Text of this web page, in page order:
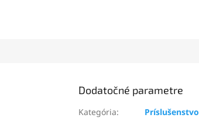
Dodatočné parametre
Kategória:
Príslušenstvo